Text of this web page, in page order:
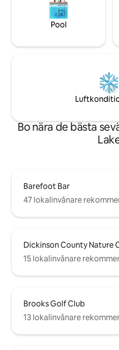
Pool
Bo nära de bästa
Barefoot Bar
47 lokalinvånare
Dickinson County Nature
15 lokalinvånare
Brooks Golf Club
13 lokalinvånare